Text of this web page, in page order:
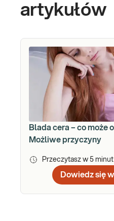
artykułów
Blada cera – co może
Możliwe przyczyny
Przeczytasz w 5 minut
Dowiedz się